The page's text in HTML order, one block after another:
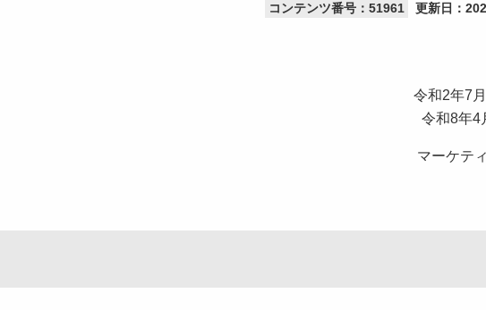
コンテンツ番号：51961 更新日：
令和2年7
令和8年
マーケテ